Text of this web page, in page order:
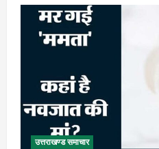
उत्तराखण्ड समाचार